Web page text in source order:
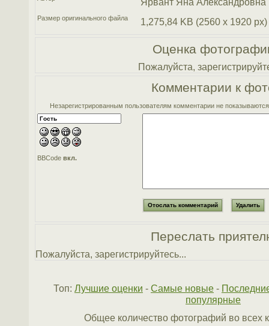
Размер оригинального файла 1,275,84 KB (2560 x 1920 px)
Оценка
Пожалуйста,
Комментарии к
Незарегистрированным пользователям комментарии не
BBCodeвкл.
Переслать
Пожалуйста, зарегистрируйтесь...
Топ: Лучшие оценки - Самые новые -
популярные
Общее количество фотографий во всех